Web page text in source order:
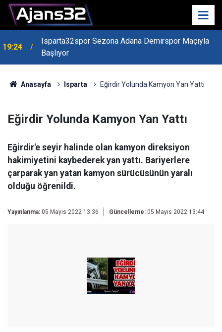
19:24
Isparta32spor Sezona Adana Demirspor Maçıyla
Başlıyor
Anasayfa Isparta Eğirdir Yolunda Kamyon Yan Yattı
Eğirdir Yolunda Kamyon Yan Yattı
Eğirdir'e seyir halinde olan kamyon direksiyon
hakimiyetini kaybederek yan yattı. Bariyerlere
çarparak yan yatan kamyon sürücüsünün yaralı
olduğu öğrenildi.
Yayınlanma: 05 Mayıs 2022 13:36 Güncelleme: 05 Mayıs 2022 13:44